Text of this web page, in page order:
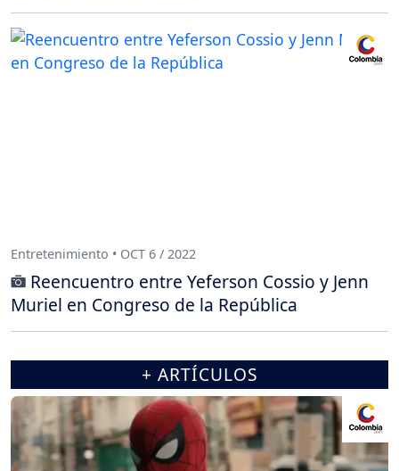
Entretenimiento • OCT 6 / 2022
Reencuentro entre Yeferson Cossio y Jenn
Muriel en Congreso de la República
+ ARTÍCULOS